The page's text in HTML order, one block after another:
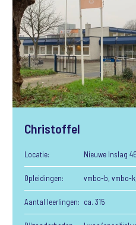
Christoffel
Locatie: Nieuwe Inslag
Opleidingen: vmbo-b, vmbo-
Aantal leerlingen: ca. 315